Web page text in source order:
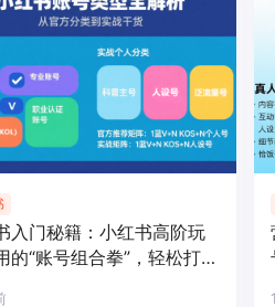
入门秘籍：小红书高阶玩
的“账号组合拳”，轻松打爆